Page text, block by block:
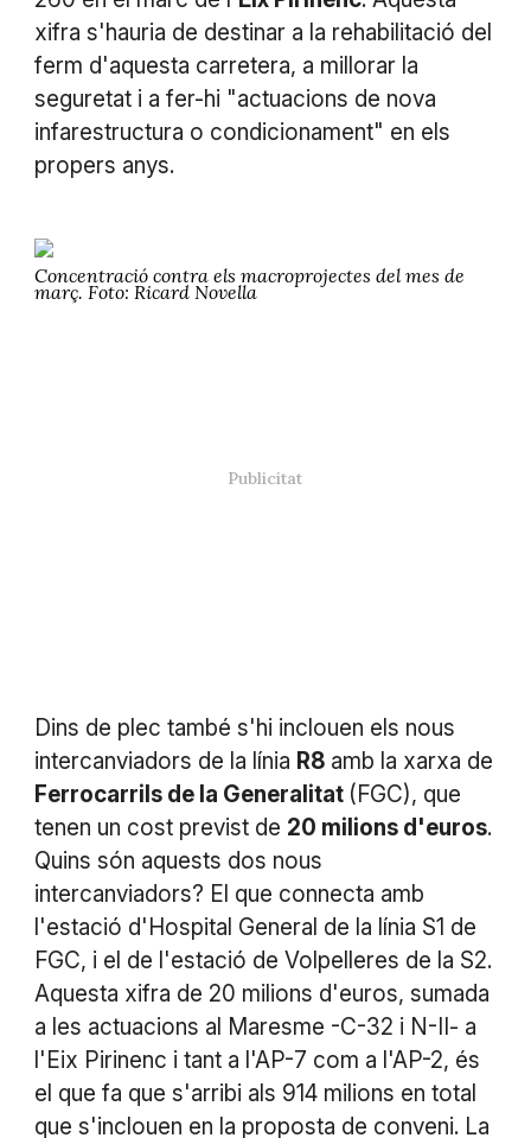
xifra s'hauria de destinar a la rehabilitació del
ferm d'aquesta carretera, a millorar la
seguretat i a fer-hi "actuacions de nova
infarestructura o condicionament" en els
propers anys.
Concentració contra els macroprojectes del mes de
març. Foto: Ricard Novella
Dins de plec també s'hi inclouen els nous
intercanviadors de la línia R8 amb la xarxa de
Ferrocarrils de la Generalitat (FGC), que
tenen un cost previst de 20 milions d'euros.
Quins són aquests dos nous
intercanviadors? El que connecta amb
l'estació d'Hospital General de la línia S1 de
FGC, i el de l'estació de Volpelleres de la S2.
Aquesta xifra de 20 milions d'euros, sumada
a les actuacions al Maresme -C-32 i N-II- a
l'Eix Pirinenc i tant a l'AP-7 com a l'AP-2, és
el que fa que s'arribi als 914 milions en total
que s'inclouen en la proposta de conveni. La